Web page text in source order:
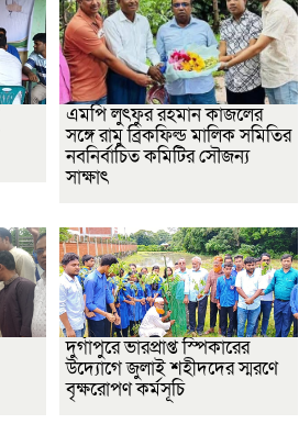
এমপি লুৎফুর রহমান কাজলের
সঙ্গে রামু ব্রিকফিল্ড মালিক সমিতির
নবনির্বাচিত কমিটির সৌজন্য
সাক্ষাৎ
দুর্গাপুরে ভারপ্রাপ্ত স্পিকারের
উদ্যোগে জুলাই শহীদদের স্মরণে
বৃক্ষরোপণ কর্মসূচি